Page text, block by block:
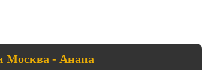
Москва - Анапа